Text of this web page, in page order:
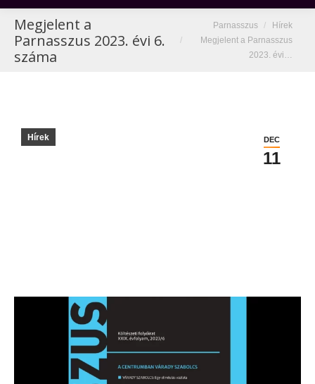
Megjelent a
Parnasszus 2023. évi 6.
száma
You are here:
Parnasszus
Hírek
Megjelent a Parnasszus
2023. évi…
DEC
11
Hírek